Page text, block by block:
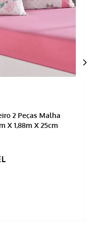
2 Peças Malha
X 1,88m X 25cm